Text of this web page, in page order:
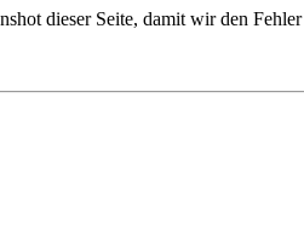
dieser Seite, damit wir den